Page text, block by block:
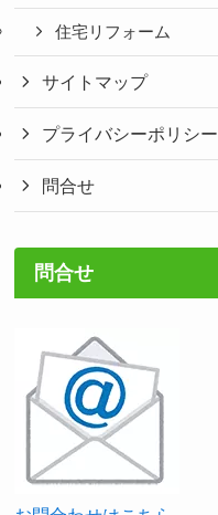
住宅リフォーム
サイトマップ
プライバシーポリシー
問合せ
問合せ